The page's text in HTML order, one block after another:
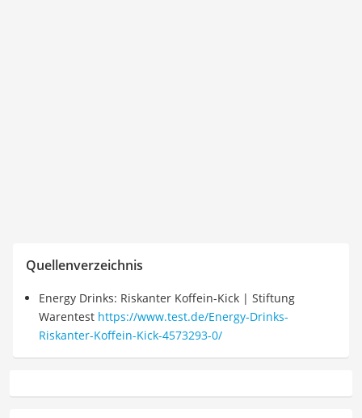
Quellenverzeichnis
Energy Drinks: Riskanter Koffein-Kick | Stiftung
Warentest https://www.test.de/Energy-Drinks-
Riskanter-Koffein-Kick-4573293-0/